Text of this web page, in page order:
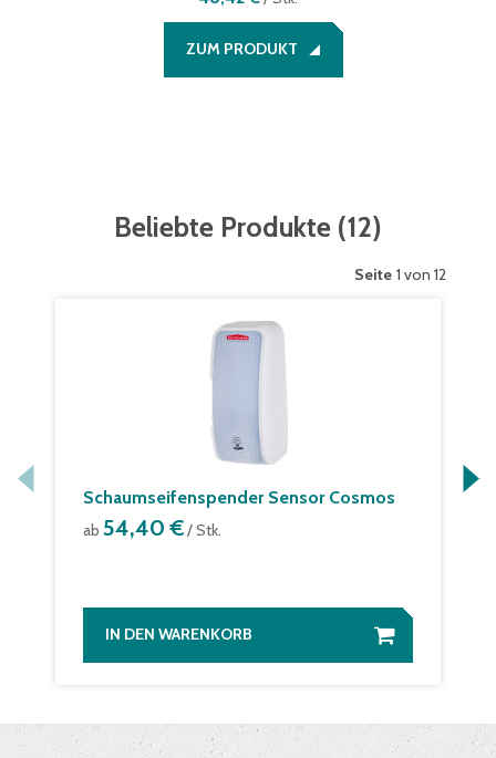
ZUM PRODUKT
Beliebte Produkte (12)
Seite 1 von 12
Schaumseifenspender Sensor Cosmos
ab 54,40 €/ Stk.
IN DEN WARENKORB